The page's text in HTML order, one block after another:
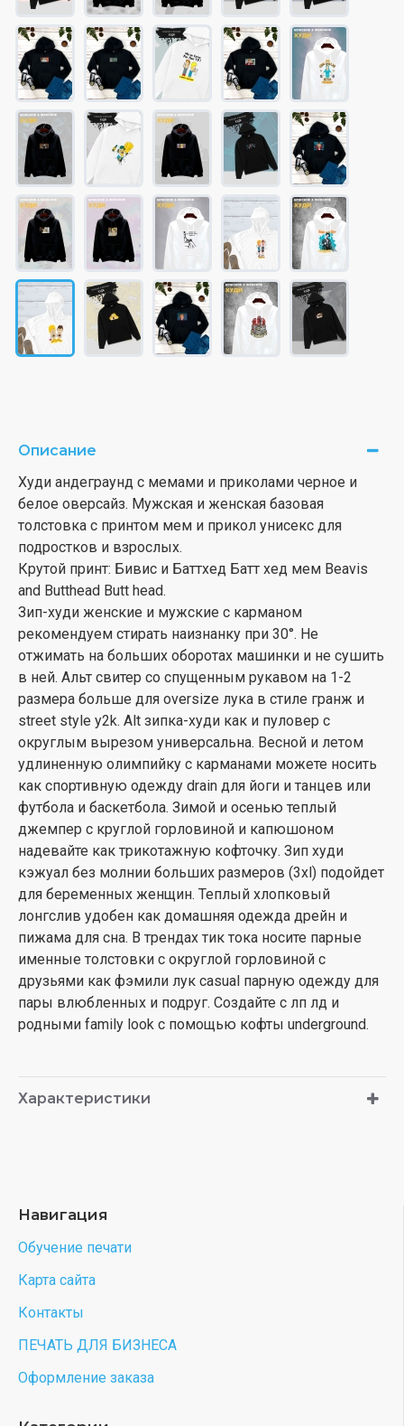
Описание
Худи андеграунд с мемами и приколами черное и
белое оверсайз. Мужская и женская базовая
толстовка с принтом мем и прикол унисекс для
подростков и взрослых.
Крутой принт: Бивис и Баттхед Батт хед мем Beavis
and Butthead Butt head.
Зип-худи женские и мужские с карманом
рекомендуем стирать наизнанку при 30°. Не
отжимать на больших оборотах машинки и не сушить
в ней. Альт свитер со спущенным рукавом на 1-2
размера больше для oversize лука в стиле гранж и
street style y2k. Alt зипка-худи как и пуловер с
округлым вырезом универсальна. Весной и летом
удлиненную олимпийку с карманами можете носить
как спортивную одежду drain для йоги и танцев или
футбола и баскетбола. Зимой и осенью теплый
джемпер с круглой горловиной и капюшоном
надевайте как трикотажную кофточку. Зип худи
кэжуал без молнии больших размеров (3xl) подойдет
для беременных женщин. Теплый хлопковый
лонгслив удобен как домашняя одежда дрейн и
пижама для сна. В трендах тик тока носите парные
именные толстовки с округлой горловиной с
друзьями как фэмили лук casual парную одежду для
пары влюбленных и подруг. Создайте с лп лд и
родными family look с помощью кофты underground.
Характеристики
Навигация
Обучение печати
Карта сайта
Контакты
ПЕЧАТЬ ДЛЯ БИЗНЕСА
Оформление заказа